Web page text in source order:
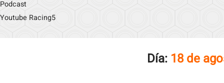
Podcast
Youtube Racing5
Día: 18 de